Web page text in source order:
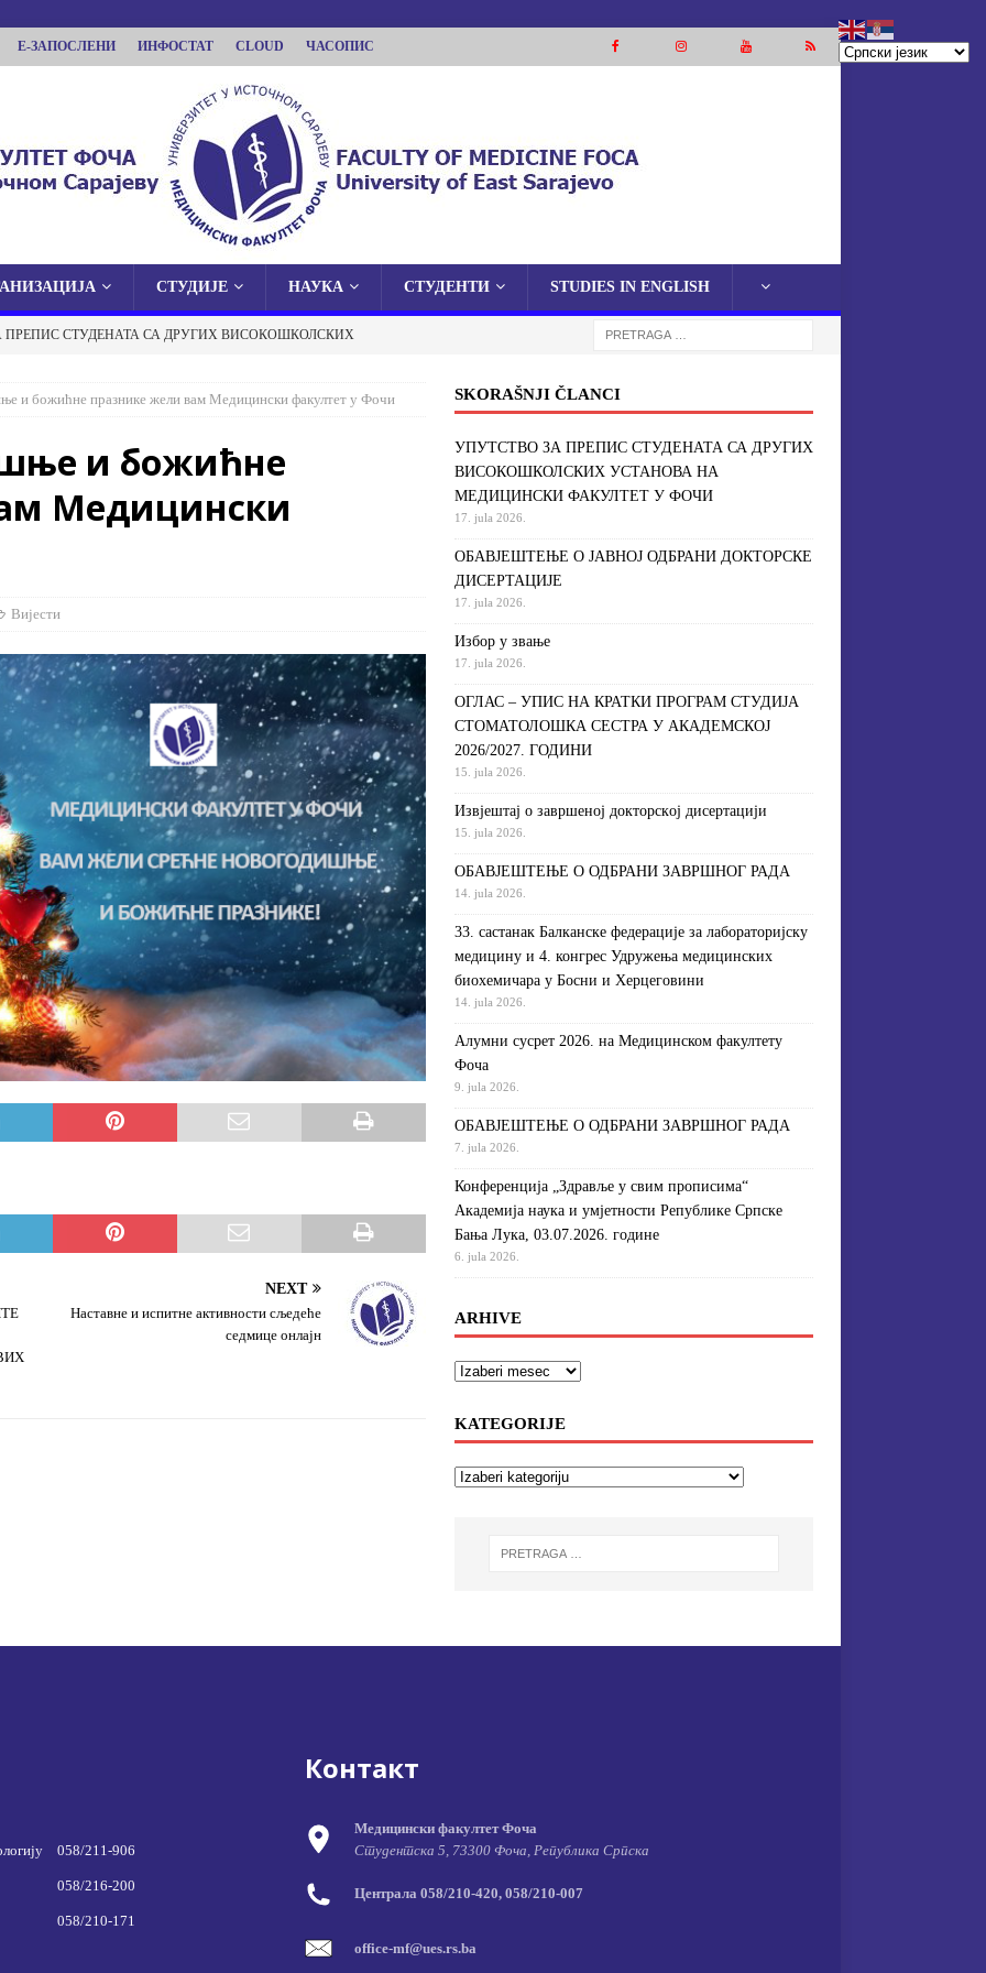
Е-ЗАПОСЛЕНИ ИНФОСТАТ CLOUD ЧАСОПИС
ФОЧА
ИСТОЧНОМ САРАЈЕВУ
СТУДИЈЕ НАУКА СТУДЕНТИ STUDIES IN ENGLISH
ПРЕПИС СТУДЕНАТА СА ДРУГИХ ВИСОКОШКОЛСКИХ
О ЈАВНОЈ ОДБРАНИ ДОКТОРСКЕ ДИСЕРТАЦИЈЕ
НА КРАТКИ ПРОГРАМ СТУДИЈА СТОМАТОЛОШКА СЕСТРА У
ОБАВЈЕШТЕЊА
и божићне празнике жели вам Медицински факултет у Фочи
и божићне
Медицински
Вијести
NEXT
Наставне и испитне активности сљедеће
седмице онлајн
SKORAŠNJI ČLANCI
УПУТСТВО ЗА ПРЕПИС СТУДЕНАТА СА ДРУГИХ
ВИСОКОШКОЛСКИХ УСТАНОВА НА
МЕДИЦИНСКИ ФАКУЛТЕТ У ФОЧИ
17. jula 2026.
ОБАВЈЕШТЕЊЕ О ЈАВНОЈ ОДБРАНИ ДОКТОРСКЕ
ДИСЕРТАЦИЈЕ
17. jula 2026.
Избор у звање
17. jula 2026.
ОГЛАС – УПИС НА КРАТКИ ПРОГРАМ СТУДИЈА
СТОМАТОЛОШКА СЕСТРА У АКАДЕМСКОЈ
2026/2027. ГОДИНИ
15. jula 2026.
Извjeштaj o зaвршeнoj дoктoрскoj дисeртaциjи
15. jula 2026.
ОБАВЈЕШТЕЊЕ О ОДБРАНИ ЗАВРШНОГ РАДА
14. jula 2026.
33. састанак Балканске федерације за лабораторијску
медицину и 4. конгрес Удружења медицинских
биохемичара у Босни и Херцеговини
14. jula 2026.
Алумни сусрет 2026. на Медицинском факултету
Фоча
9. jula 2026.
ОБАВЈЕШТЕЊЕ О ОДБРАНИ ЗАВРШНОГ РАДА
7. jula 2026.
Конференција „Здравље у свим прописима“
Академија наука и умјетности Републике Српске
Бања Лука, 03.07.2026. године
6. jula 2026.
ARHIVE
KATEGORIJE
058/211-906
058/216-200
058/210-171
Контакт
Медицински факултет Фоча
Студентска 5, 73300 Фоча, Република Српска
Централа 058/210-420, 058/210-007
office-mf@ues.rs.ba